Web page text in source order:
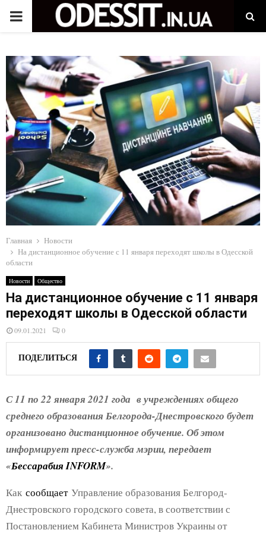
P
I
M
A
R
Y
M
E
N
U
Главная
Новости
На дистанционное обучение с 11 января переходят школы в Одесской
области
Новости Общество
На дистанционное обучение с 11 января
переходят школы в Одесской области
09.01.2021 0
ПОДЕЛИТЬСЯ
С 11 по 22 января 2021 года в учреждениях общего
среднего образования Белгорода-Днестровского будет
организовано дистанционное обучение. Об этом
информирует пресс-служба мэрии, передает
«Бессарабия INFORM».
Как сообщаетУправление образования Белгород-
Днестровского городского совета, в соответствии с
Постановлением Кабинета Министров Украины от